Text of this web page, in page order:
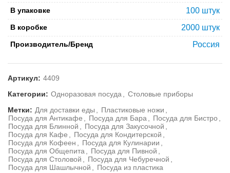
В упаковке 100 штук
В коробке 2000 штук
Производитель/Бренд Россия
Артикул: 4409
Категории: Одноразовая посуда, Столовые приборы
Метки: Для доставки еды , Пластиковые ножи ,
Посуда для Антикафе , Посуда для Бара, Посуда для Бистро ,
Посуда для Блинной , Посуда для Закусочной ,
Посуда для Кафе , Посуда для Кондитерской ,
Посуда для Кофеен , Посуда для Кулинарии ,
Посуда для Общепита, Посуда для Пивной ,
Посуда для Столовой , Посуда для Чебуречной ,
Посуда для Шашлычной , Посуда из пластика